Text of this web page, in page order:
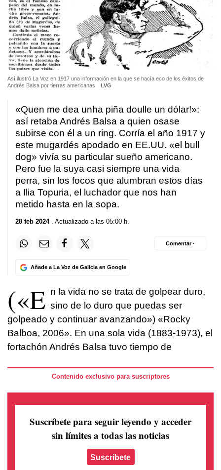
Así ilustró La Voz en 1917 una información en la que se hacía eco de los éxitos de
Andrés Balsa por tierras americanas
LVG
«Quen me dea unha piña doulle un dólar!»:
así retaba Andrés Balsa a quien osase
subirse con él a un ring. Corría el año 1917 y
este mugardés apodado en EE.UU. «el bull
dog» vivía su particular sueño americano.
Pero fue la suya casi siempre una vida
perra, sin los focos que alumbran estos días
a Ilia Topuria, el luchador que nos han
metido hasta en la sopa.
28 feb 2024. Actualizado a las 05:00 h.
Añade a La Voz de Galicia en Google
Comentar ·
(«E n la vida no se trata de golpear duro,
sino de lo duro que puedas ser
golpeado y continuar avanzando») «Rocky
Balboa, 2006». En una sola vida (1883-1973), el
fortachón Andrés Balsa tuvo tiempo de
Contenido exclusivo para suscriptores
Suscríbete para seguir leyendo y acceder
sin límites a todas las noticias
Suscríbete